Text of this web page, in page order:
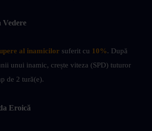
Vedere
al inamicilor suferit cu 10%. După
unui inamic, crește viteza (SPD) tuturor
de 2 tură(e).
Eroică